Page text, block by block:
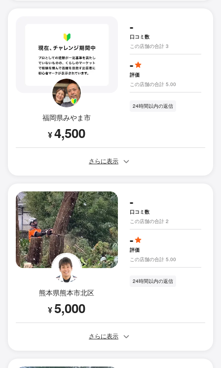
福岡県みやま市
¥4,500
-
口コミ数
この店舗の合計 3
-
評価
この店舗の合計 5.00
24時間以内の返信
さらに表示
熊本県熊本市北区
¥5,000
-
口コミ数
この店舗の合計 2
-
評価
この店舗の合計 5.00
24時間以内の返信
さらに表示